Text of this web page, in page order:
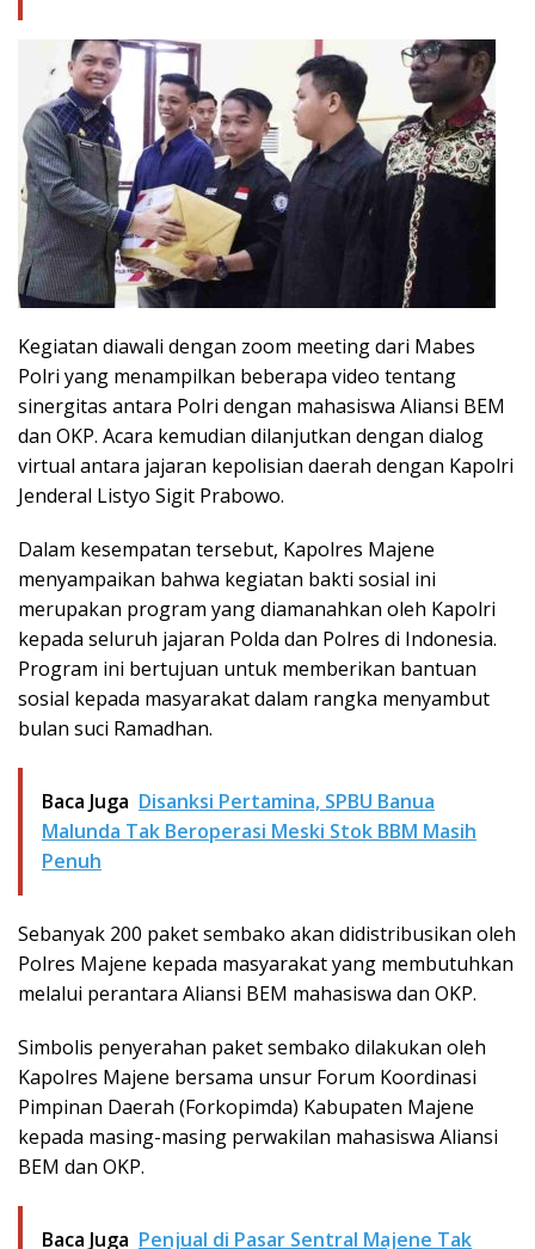
Kegiatan diawali dengan zoom meeting dari Mabes
Polri yang menampilkan beberapa video tentang
sinergitas antara Polri dengan mahasiswa Aliansi BEM
dan OKP. Acara kemudian dilanjutkan dengan dialog
virtual antara jajaran kepolisian daerah dengan Kapolri
Jenderal Listyo Sigit Prabowo.
Dalam kesempatan tersebut, Kapolres Majene
menyampaikan bahwa kegiatan bakti sosial ini
merupakan program yang diamanahkan oleh Kapolri
kepada seluruh jajaran Polda dan Polres di Indonesia.
Program ini bertujuan untuk memberikan bantuan
sosial kepada masyarakat dalam rangka menyambut
bulan suci Ramadhan.
Baca Juga Disanksi Pertamina, SPBU Banua
Malunda Tak Beroperasi Meski Stok BBM Masih
Penuh
Sebanyak 200 paket sembako akan didistribusikan oleh
Polres Majene kepada masyarakat yang membutuhkan
melalui perantara Aliansi BEM mahasiswa dan OKP.
Simbolis penyerahan paket sembako dilakukan oleh
Kapolres Majene bersama unsur Forum Koordinasi
Pimpinan Daerah (Forkopimda) Kabupaten Majene
kepada masing-masing perwakilan mahasiswa Aliansi
BEM dan OKP.
Baca Juga Penjual di Pasar Sentral Majene Tak